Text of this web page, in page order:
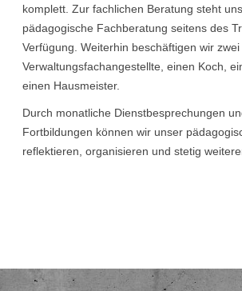
komplett. Zur fachlichen Beratung steht
pädagogische Fachberatung seitens des
Verfügung. Weiterhin beschäftigen wir zwei
Verwaltungsfachangestellte, einen Koch,
einen Hausmeister.
Durch monatliche Dienstbesprechungen
Fortbildungen können wir unser
reflektieren, organisieren und stetig